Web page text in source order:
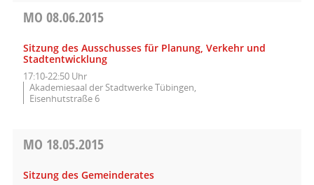
MO 08.06.2015
Sitzung des Ausschusses für Planung, Verkehr und
Stadtentwicklung
17:10-22:50 Uhr
Akademiesaal der Stadtwerke Tübingen,
Eisenhutstraße 6
MO 18.05.2015
Sitzung des Gemeinderates